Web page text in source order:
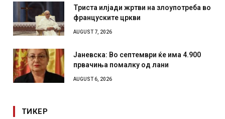
Триста илјади жртви на злоупотреба во
француските цркви
AUGUST 7, 2026
Јаневска: Во септември ќе има 4.900
првачиња помалку од лани
AUGUST 6, 2026
ТИКЕР